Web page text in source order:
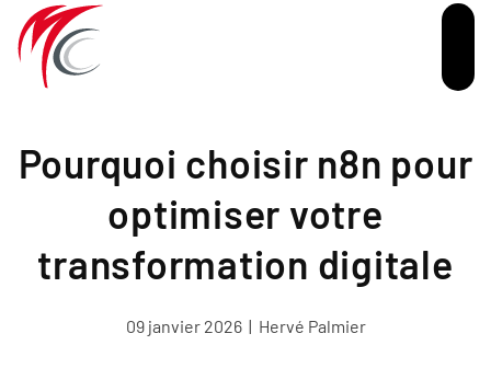
Passer au contenu principal
Pourquoi choisir n8n pour
optimiser votre
transformation digitale
09 janvier 2026| Hervé Palmier